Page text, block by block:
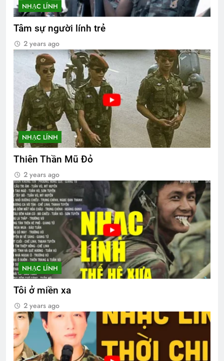
NHẠC LÍNH
Tâm sự người lính trẻ
2 years ago
NHẠC LÍNH
Thiên Thần Mũ Đỏ
2 years ago
NHẠC LÍNH
Tôi ở miền xa
2 years ago